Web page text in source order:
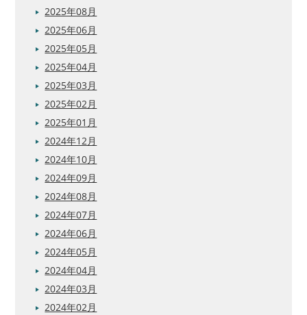
2025年08月
2025年06月
2025年05月
2025年04月
2025年03月
2025年02月
2025年01月
2024年12月
2024年10月
2024年09月
2024年08月
2024年07月
2024年06月
2024年05月
2024年04月
2024年03月
2024年02月